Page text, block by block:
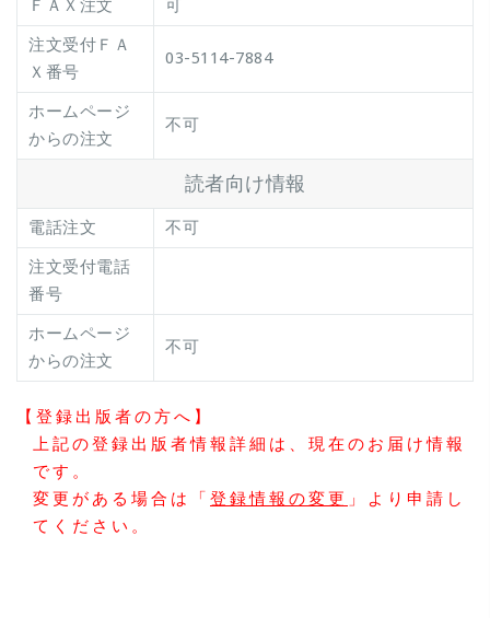
ＦＡＸ注文
可
注文受付ＦＡ
Ｘ番号
03-5114-7884
ホームページ
からの注文
不可
読者向け情報
電話注文
不可
注文受付電話
番号
ホームページ
からの注文
不可
【登録出版者の方へ】
上記の登録出版者情報詳細は、現在のお届け情報
です。
変更がある場合は「 登録情報の変更 」より申請し
てください。